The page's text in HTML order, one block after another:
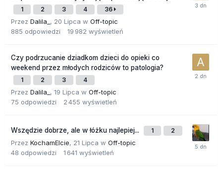
1 2 3 4 36
Przez Dalila_ , 20 Lipca w Off-topic
885 odpowiedzi 19 982 wyświetleń
Czy podrzucanie dziadkom dzieci do opieki co
weekend przez młodych rodziców to patologia?
1 2 3 4
Przez Dalila_ , 19 Lipca w Off-topic
75 odpowiedzi 2 455 wyświetleń
Wszędzie dobrze, ale w łóżku najlepiej... 1 2
Przez KochamElcie, 21 Lipca w Off-topic
48 odpowiedzi 1 641 wyświetleń